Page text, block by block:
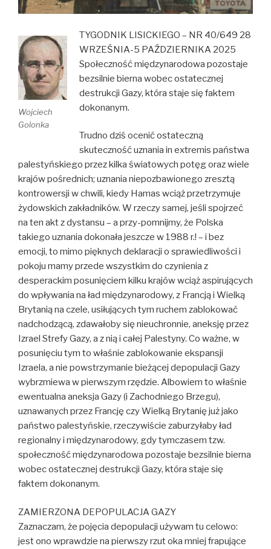
Wojciech
Golonka
TYGODNIK LISICKIEGO – NR 40/649 28
WRZEŚNIA-5 PAŹDZIERNIKA 2025
Społeczność międzynarodowa pozostaje
bezsilnie bierna wobec ostatecznej
destrukcji Gazy, która staje się faktem
dokonanym.
Trudno dziś ocenić ostateczną
skuteczność uznania in extremis państwa
palestyńskiego przez kilka światowych potęg oraz wiele
krajów pośrednich; uznania niepozbawionego zresztą
kontrowersji w chwili, kiedy Hamas wciąż przetrzymuje
żydowskich zakładników. W rzeczy samej, jeśli spojrzeć
na ten akt z dystansu – a przy-pomnijmy, że Polska
takiego uznania dokonała jeszcze w 1988 r.! – i bez
emocji, to mimo pięknych deklaracji o sprawiedliwości i
pokoju mamy przede wszystkim do czynienia z
desperackim posunięciem kilku krajów wciąż aspirujących
do wpływania na ład międzynarodowy, z Francją i Wielką
Brytanią na czele, usiłujących tym ruchem zablokować
nadchodzącą, zdawałoby się nieuchronnie, aneksję przez
Izrael Strefy Gazy, a z nią i całej Palestyny. Co ważne, w
posunięciu tym to właśnie zablokowanie ekspansji
Izraela, a nie powstrzymanie bieżącej depopulacji Gazy
wybrzmiewa w pierwszym rzędzie. Albowiem to właśnie
ewentualna aneksja Gazy (i Zachodniego Brzegu),
uznawanych przez Francję czy Wielką Brytanię już jako
państwo palestyńskie, rzeczywiście zaburzyłaby ład
regionalny i międzynarodowy, gdy tymczasem tzw.
społeczność międzynarodowa pozostaje bezsilnie bierna
wobec ostatecznej destrukcji Gazy, która staje się
faktem dokonanym.
ZAMIERZONA DEPOPULACJA GAZY
Zaznaczam, że pojęcia depopulacji używam tu celowo:
jest ono wprawdzie na pierwszy rzut oka mniej frapujące